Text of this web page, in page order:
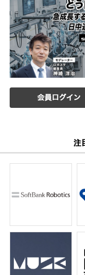
会員ログイン
注